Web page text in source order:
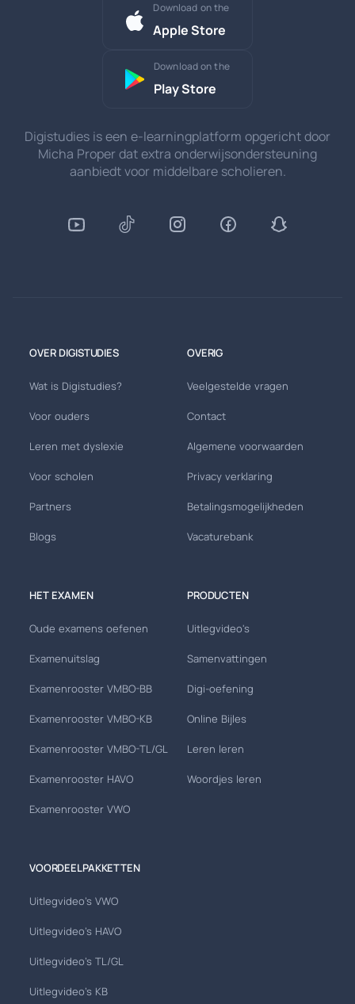
Download on the
Apple Store
Download on the
Play Store
Digistudies is een e-learningplatform opgericht door
Micha Proper dat extra onderwijsondersteuning
aanbiedt voor middelbare scholieren.
OVER DIGISTUDIES
Wat is Digistudies?
Voor ouders
Leren met dyslexie
Voor scholen
Partners
Blogs
OVERIG
Veelgestelde vragen
Contact
Algemene voorwaarden
Privacy verklaring
Betalingsmogelijkheden
Vacaturebank
HET EXAMEN
Oude examens oefenen
Examenuitslag
Examenrooster VMBO-BB
Examenrooster VMBO-KB
Examenrooster VMBO-TL/GL
Examenrooster HAVO
Examenrooster VWO
PRODUCTEN
Uitlegvideo's
Samenvattingen
Digi-oefening
Online Bijles
Leren leren
Woordjes leren
VOORDEELPAKKETTEN
Uitlegvideo's VWO
Uitlegvideo's HAVO
Uitlegvideo's TL/GL
Uitlegvideo's KB